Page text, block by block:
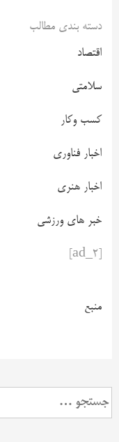
دسته بندی مطالب
اقتصاد
سلامتی
کسب وکار
اخبار فناوری
اخبار هنری
خبر های ورزشی
منبع